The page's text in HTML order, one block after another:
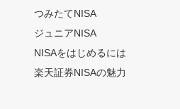
つみたてNISA
ジュニアNISA
NISAをはじめるには
楽天証券NISAの魅力